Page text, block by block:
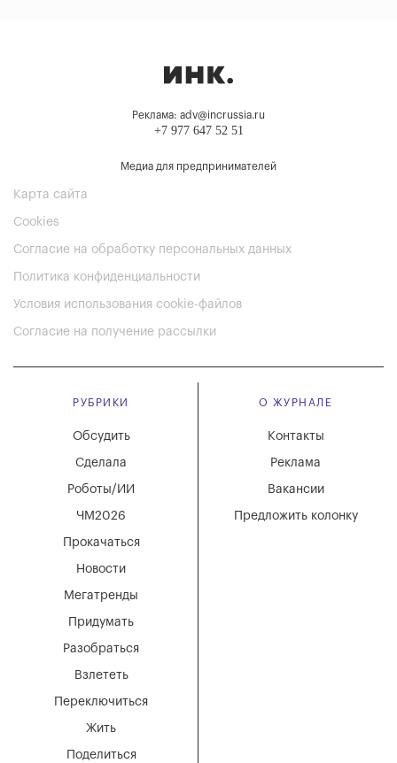
Реклама: adv@incrussia.ru
+7 977 647 52 51
Медиа для предпринимателей
Карта сайта
Cookies
Согласие на обработку персональных данных
Политика конфиденциальности
Условия использования cookie-файлов
Согласие на получение рассылки
РУБРИКИ
Мегатренды
Придумать
Разобраться
Взлететь
Новости
Переключиться
Жить
Поделиться
Обсудить
Сделала
Роботы/ИИ
ЧМ2026
Прокачаться
О ЖУРНАЛЕ
Вакансии
Реклама
Контакты
Предложить колонку